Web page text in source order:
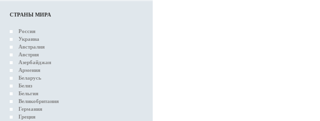
СТРАНЫ МИРА
Россия
Украина
Австралия
Австрия
Азербайджан
Армения
Беларусь
Белиз
Бельгия
Великобритания
Германия
Греция